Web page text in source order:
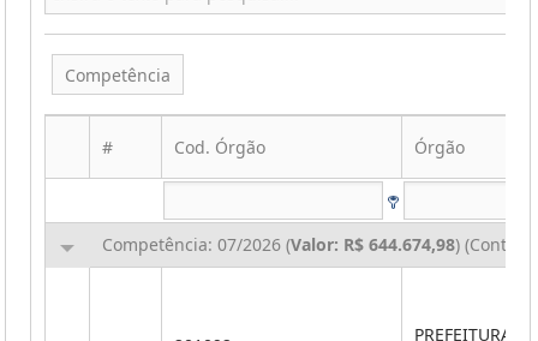
Competência
# Cod. Órgão Órgão
Competência: 07/2026 (Valor: R$ 644.674,98)
PREFEITURA